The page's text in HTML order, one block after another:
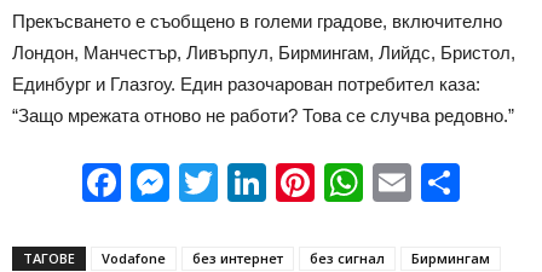
Прекъсването е съобщено в големи градове, включително
Лондон, Манчестър, Ливърпул, Бирмингам, Лийдс, Бристол,
Единбург и Глазгоу. Един разочарован потребител каза:
“Защо мрежата отново не работи? Това се случва редовно.”
Facebook
Messenger
Twitter
LinkedIn
Pinterest
WhatsApp
Email
ТАГОВЕ Vodafone без интернет без сигнал
Бирмингам